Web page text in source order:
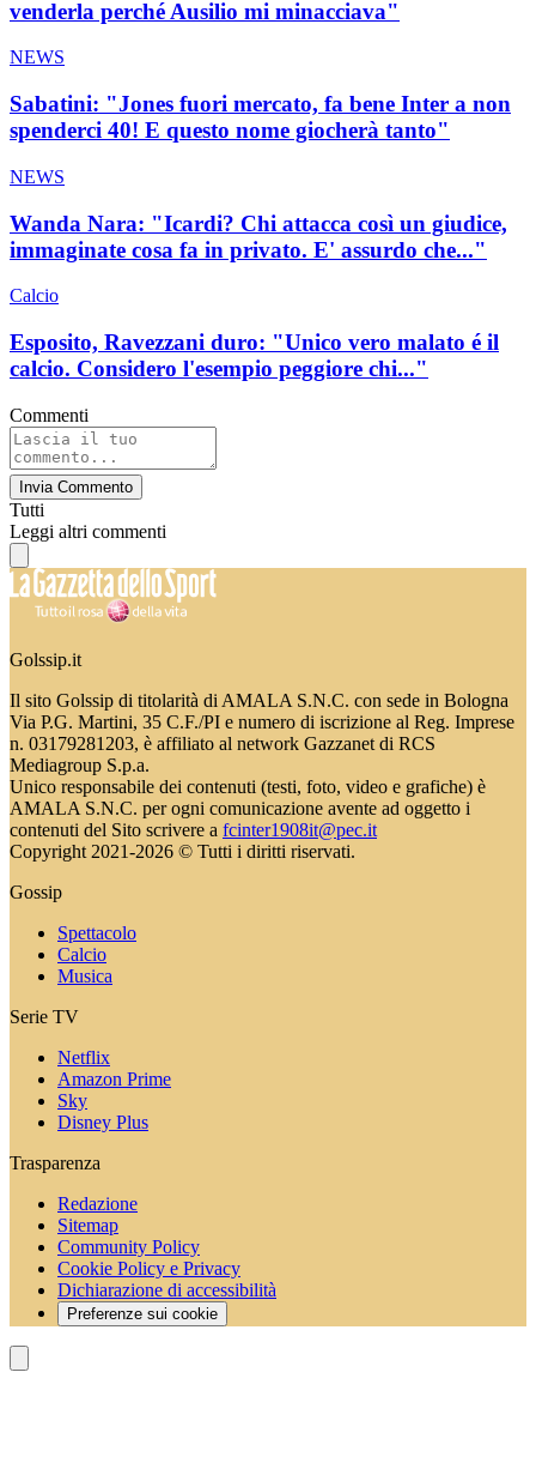
venderla perché Ausilio mi minacciava"
NEWS
Sabatini: "Jones fuori mercato, fa bene Inter a non
spenderci 40! E questo nome giocherà tanto"
NEWS
Wanda Nara: "Icardi? Chi attacca così un giudice,
immaginate cosa fa in privato. E' assurdo che..."
Calcio
Esposito, Ravezzani duro: "Unico vero malato é il
calcio. Considero l'esempio peggiore chi..."
Commenti
Invia Commento
Tutti
Leggi altri commenti
Golssip.it
Il sito Golssip di titolarità di AMALA S.N.C. con sede in Bologna
Via P.G. Martini, 35 C.F./PI e numero di iscrizione al Reg. Imprese
n. 03179281203, è affiliato al network Gazzanet di RCS
Mediagroup S.p.a.
Unico responsabile dei contenuti (testi, foto, video e grafiche) è
AMALA S.N.C. per ogni comunicazione avente ad oggetto i
contenuti del Sito scrivere a fcinter1908it@pec.it
Copyright 2021-2026 © Tutti i diritti riservati.
Gossip
Spettacolo
Calcio
Musica
Serie TV
Netflix
Amazon Prime
Sky
Disney Plus
Trasparenza
Redazione
Sitemap
Community Policy
Cookie Policy e Privacy
Dichiarazione di accessibilità
Preferenze sui cookie